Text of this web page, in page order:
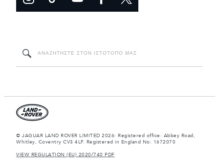
© JAGUAR LAND ROVER LIMITED 2026: Registered office: Abbey Road,
Whitley, Coventry CV3 4LF. Registered in England No: 1672070
VIEW REGULATION (EU) 2020/740 PDF